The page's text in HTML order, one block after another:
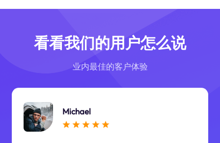
看看我们的用户怎么说
业内最佳的客户体验
Michael